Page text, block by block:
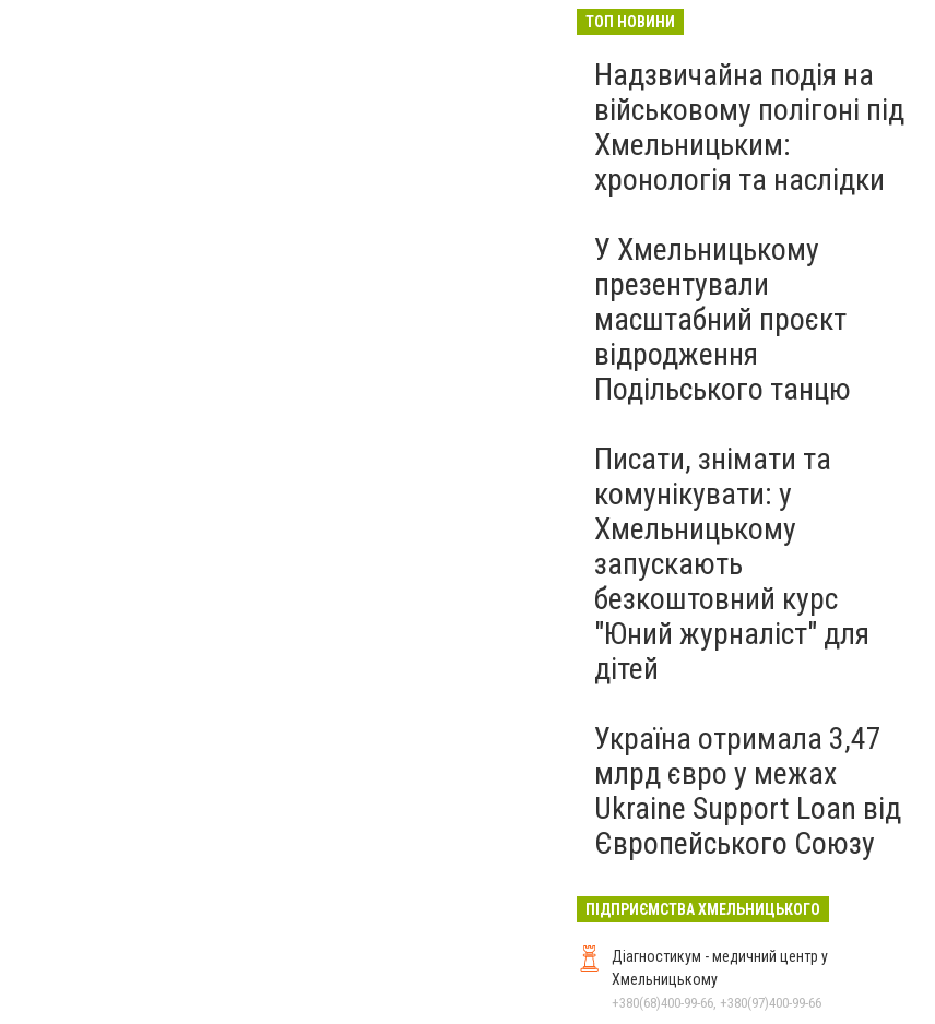
протипухлинному центрі
запрацював новий
томограф
Паперовий флот замість
Чорноморського: як реальні
втрати Росії перетворилися
на дитячу аплікацію
23:42
27 липня
ТОП НОВИНИ
Надзвичайна подія на
військовому полігоні під
Хмельницьким:
хронологія та наслідки
У Хмельницькому
презентували
масштабний проєкт
відродження
Подільського танцю
Писати, знімати та
комунікувати: у
Хмельницькому
запускають
безкоштовний курс
"Юний журналіст" для
дітей
Україна отримала 3,47
млрд євро у межах
Ukraine Support Loan від
Європейського Союзу
ПІДПРИЄМСТВА ХМЕЛЬНИЦЬКОГО
Діагностикум - медичний центр у
Хмельницькому
+380(68)400-99-66, +380(97)400-99-66